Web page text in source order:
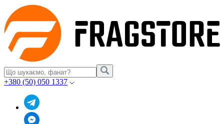
+380 (50) 050 1337